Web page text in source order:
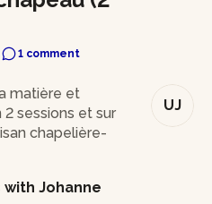
1 comment
UJ
matière et
sessions et sur
chapelière-
Johanne